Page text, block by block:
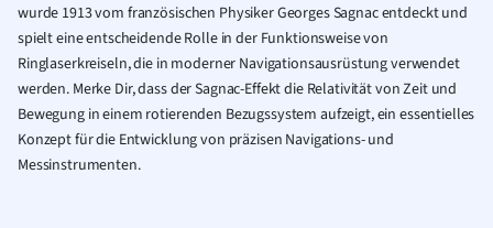
wurde 1913 vom französischen Physiker Georges Sagnac entdeckt und
spielt eine entscheidende Rolle in der Funktionsweise von
Ringlaserkreiseln, die in moderner Navigationsausrüstung verwendet
werden. Merke Dir, dass der Sagnac-Effekt die Relativität von Zeit und
Bewegung in einem rotierenden Bezugssystem aufzeigt, ein essentielles
Konzept für die Entwicklung von präzisen Navigations- und
Messinstrumenten.